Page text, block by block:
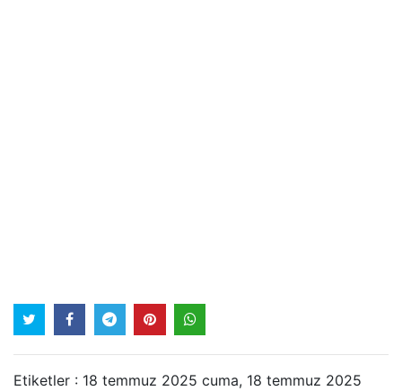
Etiketler : 18 temmuz 2025 cuma, 18 temmuz 2025